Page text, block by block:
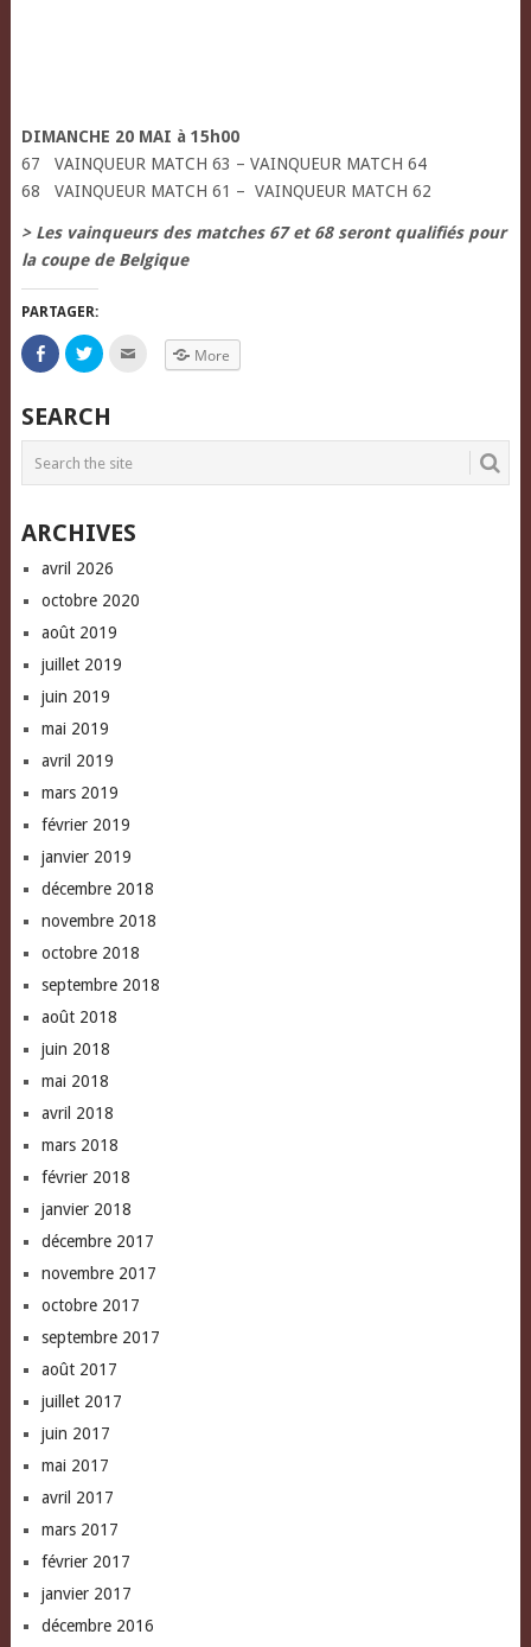
DIMANCHE 20 MAI à 15h00
67 VAINQUEUR MATCH 63 – VAINQUEUR MATCH 64
68 VAINQUEUR MATCH 61 – VAINQUEUR MATCH 62
> Les vainqueurs des matches 67 et 68 seront qualifiés pour
la coupe de Belgique
PARTAGER:
Click
to
share
Facebook
(Opens
in
window)
Click
to
Twitter
(Opens
in
window)
friend
More
SEARCH
ARCHIVES
avril 2026
octobre 2020
août 2019
juillet 2019
juin 2019
mai 2019
avril 2019
mars 2019
février 2019
janvier 2019
décembre 2018
novembre 2018
octobre 2018
septembre 2018
août 2018
juin 2018
mai 2018
avril 2018
mars 2018
février 2018
janvier 2018
décembre 2017
novembre 2017
octobre 2017
septembre 2017
août 2017
juillet 2017
juin 2017
mai 2017
avril 2017
mars 2017
février 2017
janvier 2017
décembre 2016